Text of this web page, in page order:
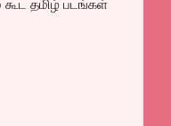
கூட தமிழ் படங்கள்